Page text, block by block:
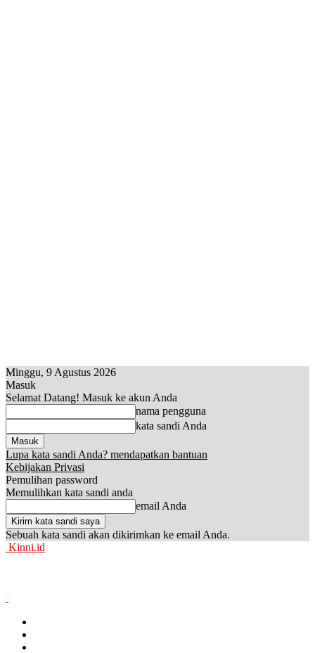
Minggu, 9 Agustus 2026
Masuk
Selamat Datang! Masuk ke akun Anda
nama pengguna
kata sandi Anda
Lupa kata sandi Anda? mendapatkan bantuan
Kebijakan Privasi
Pemulihan password
Memulihkan kata sandi anda
email Anda
Sebuah kata sandi akan dikirimkan ke email Anda.
Kinni.id